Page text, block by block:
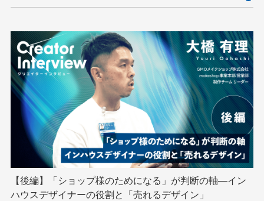
Perl PHP PHPcon PHPerKaigi
Python RFC RPA Ruby
SECCON Selenium Spectrum Tokyo Meetup
splunk SRE Takumi byGMO Terraform
TypeScript UI/UX vibe VLA
VS Code XSS ZTNA
アドベントカレンダー イベントレポート
インターンシップ インハウス お名前.com
【後編】「ショップ様のためになる」が判断の軸―イン
ハウスデザイナーの役割と「売れるデザイン」